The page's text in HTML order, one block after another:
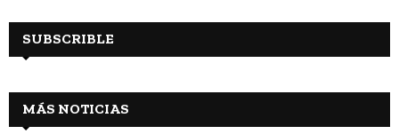
SUBSCRIBLE
MÁS NOTICIAS